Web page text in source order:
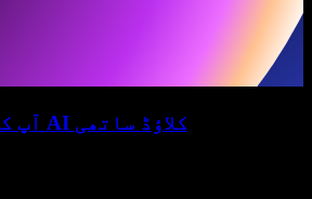
Speechify Work: آپ کا AI کلاؤڈ ساتھی